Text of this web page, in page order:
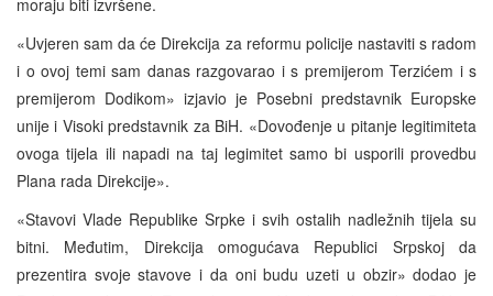
«Uvjeren sam da će Direkcija za reformu policije nastaviti sradom
i o ovoj temi sam danas razgovarao i s premijerom Terzićem i s
premijerom Dodikom» izjavio je Posebni predstavnik Europske
unije i Visoki predstavnik za BiH. «Dovođenje u pitanje legitimiteta
ovoga tijela ili napadi na taj legimitet samo bi usporili provedbu
Plana rada Direkcije».
«Stavovi Vlade Republike Srpke i svih ostalih nadležnih tijela su
bitni. Međutim, Direkcija omogućava Republici Srpskoj da
prezentira svoje stavove i da oni budu uzeti u obzir» dodao je